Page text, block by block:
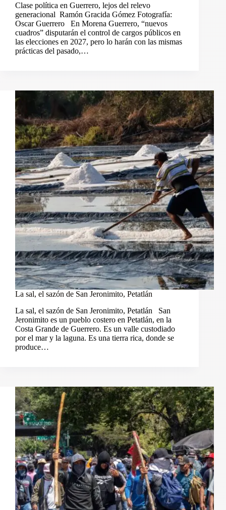
Clase política en Guerrero, lejos del relevo
generacional Ramón Gracida Gómez Fotografía:
Oscar Guerrero En Morena Guerrero, “nuevos
cuadros” disputarán el control de cargos públicos en
las elecciones en 2027, pero lo harán con las mismas
prácticas del pasado,…
La sal, el sazón de San Jeronimito, Petatlán
La sal, el sazón de San Jeronimito, Petatlán San
Jeronimito es un pueblo costero en Petatlán, en la
Costa Grande de Guerrero. Es un valle custodiado
por el mar y la laguna. Es una tierra rica, donde se
produce…